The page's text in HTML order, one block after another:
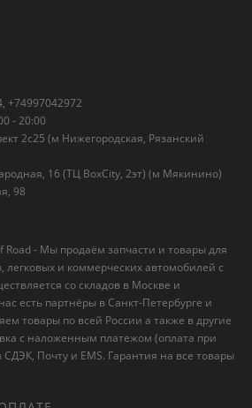
+74997042972
- 20:00
2с25 (м Нижегородская, Рязанский
16 (ТЦ BoxСity, 2эт) (м Мякинино)
98
Road - Мы продаём запчасти и товары для
и коммерческих автомобилей с
со складов в Москве и
есть партнёры в Санкт-Петербурге и
товары по всей России а также в другие
с наложенным платежом (оплата при
Почту и EMS. Гарантия на все товары